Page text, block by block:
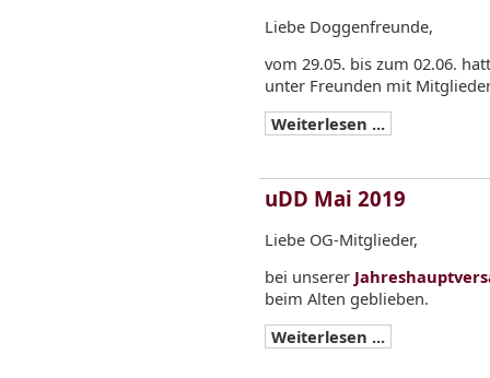
Liebe Doggenfreunde,
vom 29.05. bis zum 02.06.
unter Freunden mit
Weiterlesen ...
uDD Mai 2019
Liebe OG-Mitglieder,
bei unserer
beim Alten geblieben.
Weiterlesen ...